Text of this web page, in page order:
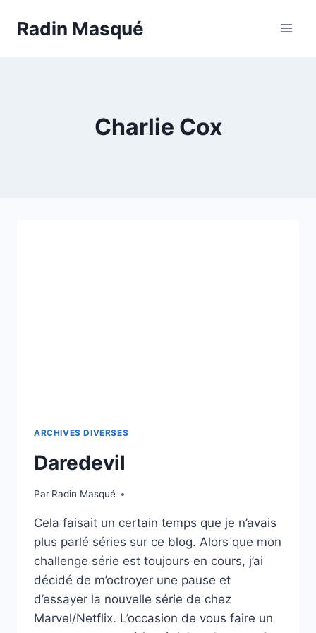
Radin Masqué
Charlie Cox
ARCHIVES DIVERSES
Daredevil
Par Radin Masqué
Cela faisait un certain temps que je n’avais
plus parlé séries sur ce blog. Alors que mon
challenge série est toujours en cours, j’ai
décidé de m’octroyer une pause et
d’essayer la nouvelle série de chez
Marvel/Netflix. L’occasion de vous faire un